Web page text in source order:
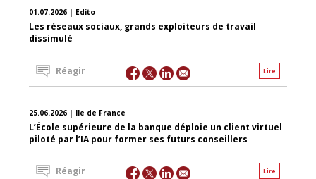
01.07.2026 | Edito
Les réseaux sociaux, grands exploiteurs de travail
dissimulé
Lire
Réagir
25.06.2026 | Ile de France
L’École supérieure de la banque déploie un client virtuel
piloté par l’IA pour former ses futurs conseillers
Lire
Réagir